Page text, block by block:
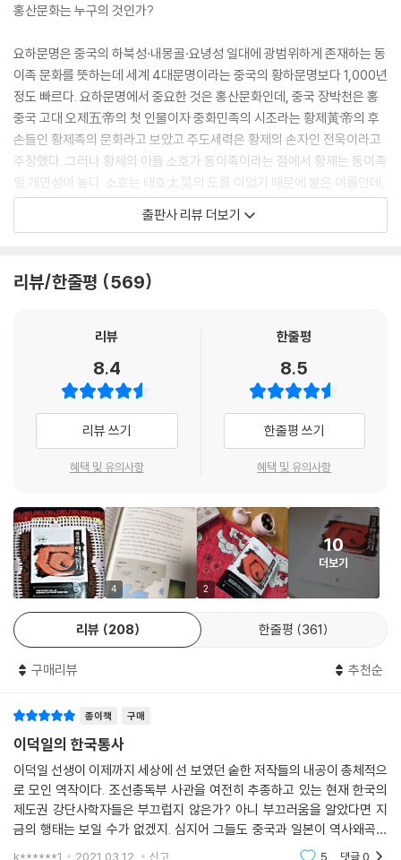
홍산문화는 누구의 것인가?
요하문명은 중국의 하북성·내몽골·요녕성 일대에 광범위하게 존재하는 동
이족 문화를 뜻하는데 세계 4대문명이라는 중국의 황하문명보다 1,000년
정도 빠르다. 요하문명에서 중요한 것은 홍산문화인데, 중국 장박천은 홍
중국 고대 오제五帝의 첫 인물이자 중화민족의 시조라는 황제黃帝의 후
손들인 황제족의 문화라고 보았고 주도세력은 황제의 손자인 전욱이라고
주장했다. 그러나 황제의 아들 소호가 동이족이라는 점에서 황제는 동이족
일 개연성이 높다. 소호는 태호太昊의 도를 이었기 때문에 붙은 이름인데,
중국의 부사년은 「이하동서설夷夏東西說」에서 “태호 복희가 동방의 부
족이라는 것은 고대로부터 공인되어온 일이다”라고 말했고, 1920년대~
이 자칭 소호 금천金天씨의 후예이므로 성을 김金이라 한다”고 하였고,
고 있다. 이는 모두 황제의 아들 소호가 동이족이라는 뜻이다. 황제의 아들
는 것은 모순일 수밖에 없었다. 우하량 유적의 구릉에서는 제사 유적과 신
전 및 신상 등이 발굴되었는데, 이는 동이족의 신성 숭배 성향을 말해주는
것이다. 이곳에서는 제단·신전·무덤이 완비된 유적이 발견되었는데 강력
한 고대국가가 등장했음을 말해준다. 홍산문화의 이전 문화인 흥륭와문화
에서 보이는 빗살무늬토기, 적석총, 비파형동검 등은 ‘시베리아 남단→몽
와 연결되는 동이족 문화이다. 홍산문화에서는 곰, 새, 돼지 등 다양한 동물
모양의 옥기가 출토되어 곰, 새, 돼지 토템족들의 공존을 암시한다. 곰과 새
는 고조선과 동이족 국가 은나라의 주요 토템이다. 요하문명의 흥륭와문화
에서 발견된 옥귀걸이와 같은 것이 강원도 고성 문암리에서도 발견되었다.
또한 홍산문화 사용한 석관묘는 고조선과 동일한 묘제다. 홍산문화는 소하
연문화를 거쳐 초기 청동기 문화인 하가점 하층문화로 연결되는데 이 시기
에 고조선이 출현한다. 중국 소병기는 고대 국가발달과정을 고국古國→
작되었고, 하가점 하층문화 시기에 ‘방국’으로 발전했다고 보았다. 이 시기
다.
일본에 있었던 임나일본부
『일본서기』는 신라·고구려·백제·가야가 모두 야마토왜의 식민지였다고 서
술하고 있다. “가을 9월 고구려인, 백제인, 임나인, 신라인이 같이 내조했
다. 다케우치노스쿠네에게 명하여 여러 한인들을 거느리고 연못을 만들게
출판사 리뷰 더보기
리뷰/한줄평 569
리뷰
8.4
리뷰 쓰기
혜택 및 유의사항
한줄평
8.5
한줄평 쓰기
혜택 및 유의사항
4 2
10
더보기
리뷰 208 한줄평 361
구매리뷰 추천순
종이책 구매
이덕일의 한국통사
이덕일 선생이 이제까지 세상에 선 보였던 숱한 저작들의 내공이 총체적으
로 모인 역작이다. 조선총독부 사관을 여전히 추종하고 있는 현재 한국의
제도권 강단사학자들은 부끄럽지 않은가? 아니 부끄러움을 알았다면 지
금의 행태는 보일 수가 없겠지. 심지어 그들도 중국과 일본이 역사왜곡을
의도적이며 구조적으로 추진해 왔다는 사실을 최소한 공개적으로 부인하
k******1 2021.03.12. 신고 5 댓글0